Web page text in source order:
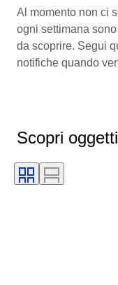
Al momento non ci
ogni settimana
da scoprire. Segui
notifiche quando
Scopri